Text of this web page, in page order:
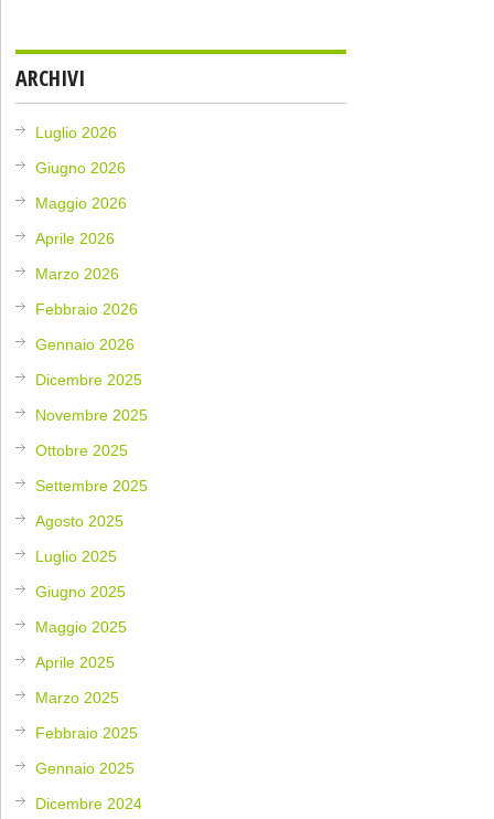
ARCHIVI
Luglio 2026
Giugno 2026
Maggio 2026
Aprile 2026
Marzo 2026
Febbraio 2026
Gennaio 2026
Dicembre 2025
Novembre 2025
Ottobre 2025
Settembre 2025
Agosto 2025
Luglio 2025
Giugno 2025
Maggio 2025
Aprile 2025
Marzo 2025
Febbraio 2025
Gennaio 2025
Dicembre 2024